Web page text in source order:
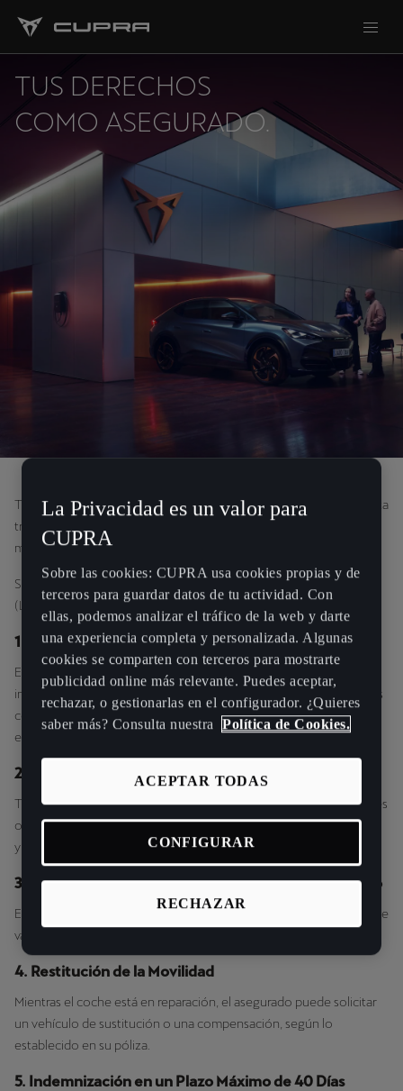
TUS DERECHOS
COMO ASEGURADO.
Tu CUPRA te enciende la adrenalina y su seguro te ofrece completa
tranquilidad. Te explicamos qué derechos tienes si en algún
momento necesitas utilizarlo.
Según el Artículo 18 de la Ley 50/1980 de Contrato de Seguro
(LCSE), el asegurado tiene los siguientes derechos:
1. Libre Elección de Taller
El asegurado puede llevar su vehículo al taller que prefiera,
incluyendo talleres oficiales de la marca. Si su póliza incluye talleres
concertados, puede optar por recibir una indemnización
equivalente.
2. Reparación con Recambio Original
Tiene derecho a que su vehículo sea reparado con piezas originales
o de calidad equivalente, garantizando la seguridad, el rendimiento
y el valor del coche.
3. Valor de Reparación o Reposición sea el de Mercado
En caso de siniestro total o reparación costosa, la aseguradora debe
valorar el vehículo según su valor real de mercado, no uno inferior.
4. Restitución de la Movilidad
Mientras el coche está en reparación, el asegurado puede solicitar
un vehículo de sustitución o una compensación, según lo
establecido en su póliza.
5. Indemnización en un Plazo Máximo de 40 Días
La Privacidad es un valor para
CUPRA
Sobre las cookies: CUPRA usa cookies propias y de
terceros para guardar datos de tu actividad. Con
ellas, podemos analizar el tráfico de la web y darte
una experiencia completa y personalizada. Algunas
cookies se comparten con terceros para mostrarte
publicidad online más relevante. Puedes aceptar,
rechazar, o gestionarlas en el configurador. ¿Quieres
saber más? Consulta nuestra
Política de Cookies.
RECHAZAR
ACEPTAR TODAS
CONFIGURAR